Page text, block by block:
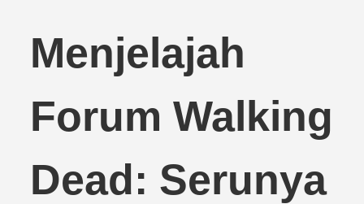
Menjelajah
Forum Walking
Dead: Serunya